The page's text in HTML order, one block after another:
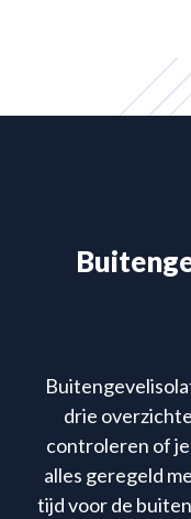
drie
controleren of
alles geregeld
tijd voor de